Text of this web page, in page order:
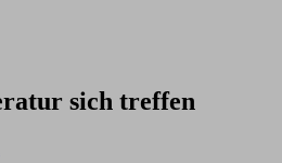
sich treffen